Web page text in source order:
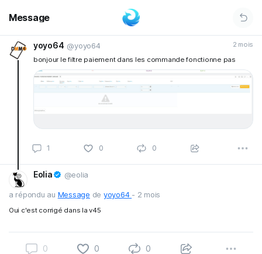
Message
yoyo64 @yoyo64
2 mois
bonjour le filtre paiement dans les commande fonctionne pas
1 0 0
Eolia @eolia
a répondu au Message de yoyo64 - 2 mois
Oui c'est corrigé dans la v45
0 0 0